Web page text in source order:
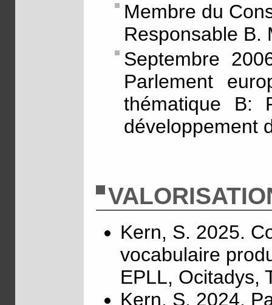
Membre du
Responsable B.
Septembre
Parlement
thématique B:
développement
Kern, S. 2025.
vocabulaire
EPLL, Ocitadys,
Kern, S. 2024.